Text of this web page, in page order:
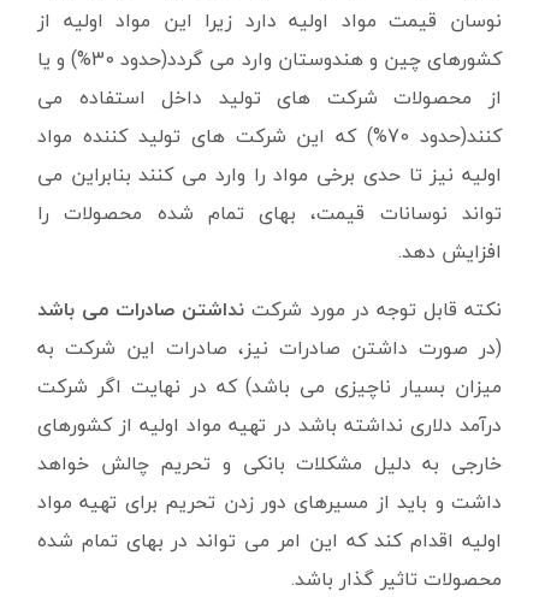
نوسان قيمت مواد اولیه دارد زیرا این مواد اولیه از
کشورهای چین و هندوستان وارد می گردد(حدود 30%) و یا
از محصولات شرکت های تولید داخل استفاده می
کنند(حدود 70%) که این شرکت های تولید کننده مواد
اولیه نیز تا حدی برخی مواد را وارد می کنند بنابراین می
تواند نوسانات قیمت، بهای تمام شده محصولات را
افزایش دهد.
نکته قابل توجه در مورد شرکت نداشتن صادرات می باشد
(در صورت داشتن صادرات نیز، صادرات این شرکت به
میزان بسیار ناچیزی می باشد) که در نهایت اگر شرکت
درآمد دلاری نداشته باشد در تهیه مواد اولیه از کشورهای
خارجی به دلیل مشکلات بانکی و تحریم چالش خواهد
داشت و باید از مسیرهای دور زدن تحریم برای تهیه مواد
اولیه اقدام کند که این امر می تواند در بهای تمام شده
محصولات تاثیر گذار باشد.